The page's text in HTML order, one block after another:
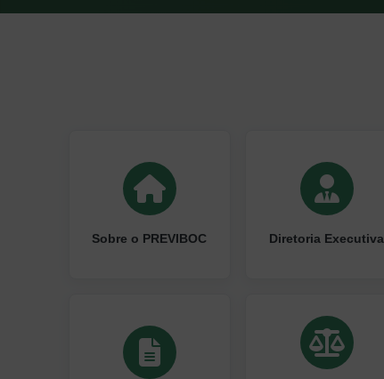
Sobre o PREVIBOC Diretoria Executiva